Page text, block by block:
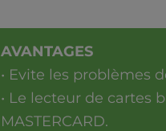
AVANTAGES
• Evite les problèmes
• Le lecteur de cartes
MASTERCARD.